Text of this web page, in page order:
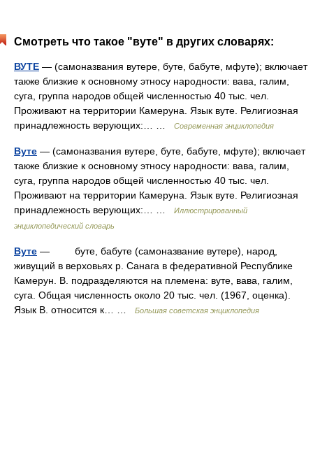
Смотреть что такое "вуте" в других словарях:
ВУТЕ — (самоназвания вутере, буте, бабуте, мфуте); включает
также близкие к основному этносу народности: вава, галим,
суга, группа народов общей численностью 40 тыс. чел.
Проживают на территории Камеруна. Язык вуте. Религиозная
принадлежность верующих:… …
Современная энциклопедия
Вуте — (самоназвания вутере, буте, бабуте, мфуте); включает
также близкие к основному этносу народности: вава, галим,
суга, группа народов общей численностью 40 тыс. чел.
Проживают на территории Камеруна. Язык вуте. Религиозная
принадлежность верующих:… …
Иллюстрированный
энциклопедический словарь
Вуте — буте, бабуте (самоназвание вутере), народ,
живущий в верховьях р. Санага в федеративной Республике
Камерун. В. подразделяются на племена: вуте, вава, галим,
суга. Общая численность около 20 тыс. чел. (1967, оценка).
Язык В. относится к… …
Большая советская энциклопедия